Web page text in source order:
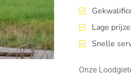
Lage
Snelle
Onze